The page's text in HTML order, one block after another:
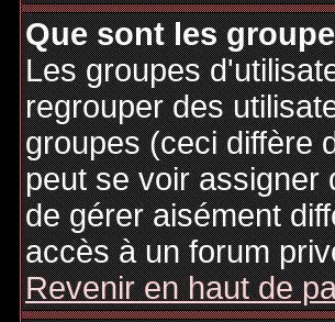
Que sont les
Les groupes
regrouper des
groupes (ceci diffère
peut se voir assigner
de gérer aisément
accès à un forum
Revenir en haut de